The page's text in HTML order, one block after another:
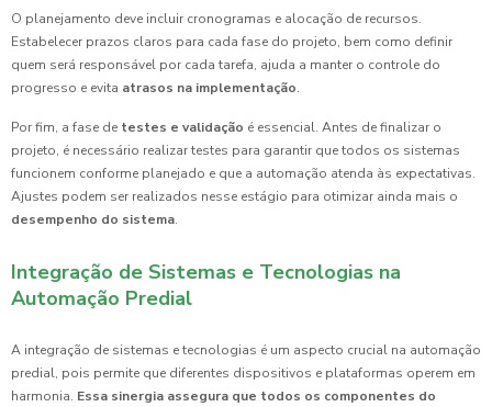
O planejamento deve incluir cronogramas e alocação de recursos.
Estabelecer prazos claros para cada fase do projeto, bem como definir
quem será responsável por cada tarefa, ajuda a manter o controle do
progresso e evita atrasos na implementação.
Por fim, a fase de testes e validação é essencial. Antes de finalizar o
projeto, é necessário realizar testes para garantir que todos os sistemas
funcionem conforme planejado e que a automação atenda às expectativas.
Ajustes podem ser realizados nesse estágio para otimizar ainda mais o
desempenho do sistema.
Integração de Sistemas e Tecnologias na
Automação Predial
A integração de sistemas e tecnologias é um aspecto crucial na automação
predial, pois permite que diferentes dispositivos e plataformas operem em
harmonia. Essa sinergia assegura que todos os componentes do